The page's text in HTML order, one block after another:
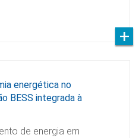
energética no
BESS integrada à
de energia em